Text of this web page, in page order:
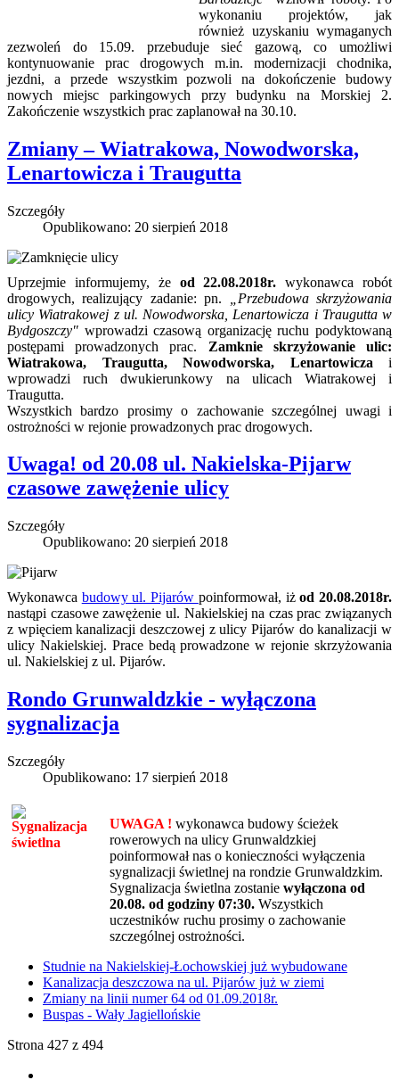
wykonaniu projektów, jak
również uzyskaniu wymaganych
zezwoleń do 15.09. przebuduje sieć gazową, co umożliwi
kontynuowanie prac drogowych m.in. modernizacji chodnika,
jezdni, a przede wszystkim pozwoli na dokończenie budowy
nowych miejsc parkingowych przy budynku na Morskiej 2.
Zakończenie wszystkich prac zaplanował na 30.10.
Zmiany – Wiatrakowa, Nowodworska,
Lenartowicza i Traugutta
Szczegóły
Opublikowano: 20 sierpień 2018
Uprzejmie informujemy, że od 22.08.2018r. wykonawca robót
drogowych, realizujący zadanie: pn.
„Przebudowa skrzyżowania
ulicy Wiatrakowej z ul. Nowodworska, Lenartowicza i Traugutta w
Bydgoszczy" wprowadzi czasową organizację ruchu podyktowaną
postępami prowadzonych prac. Zamknie skrzyżowanie ulic:
Wiatrakowa, Traugutta, Nowodworska, Lenartowicza i
wprowadzi ruch dwukierunkowy na ulicach Wiatrakowej i
Traugutta.
Wszystkich bardzo prosimy o zachowanie szczególnej uwagi i
ostrożności w rejonie prowadzonych prac drogowych.
Uwaga! od 20.08 ul. Nakielska-Pijarw
czasowe zawężenie ulicy
Szczegóły
Opublikowano: 20 sierpień 2018
Wykonawca budowy ul. Pijarów poinformował, iżod 20.08.2018r.
nastąpi czasowe zawężenie ul. Nakielskiej na czas prac związanych
z wpięciem kanalizacji deszczowej z ulicy Pijarów do kanalizacji w
ulicy Nakielskiej. Prace bedą prowadzone w rejonie skrzyżowania
ul. Nakielskiej z ul. Pijarów.
Rondo Grunwaldzkie - wyłączona
sygnalizacja
Szczegóły
Opublikowano: 17 sierpień 2018
UWAGA ! wykonawca budowy ścieżek
rowerowych na ulicy Grunwaldzkiej
poinformował nas o konieczności wyłączenia
sygnalizacji świetlnej na rondzie Grunwaldzkim.
Sygnalizacja świetlna zostanie wyłączona od
20.08. od godziny 07:30. Wszystkich
uczestników ruchu prosimy o zachowanie
szczególnej ostrożności.
Studnie na Nakielskiej-Łochowskiej już wybudowane
Kanalizacja deszczowa na ul. Pijarów już w ziemi
Zmiany na linii numer 64 od 01.09.2018r.
Buspas - Wały Jagiellońskie
Strona 427 z 494